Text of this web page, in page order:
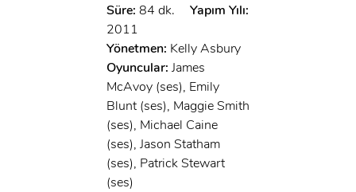
Süre: 84 dk.
Yapım Yılı:
2011
Yönetmen: Kelly Asbury
Oyuncular: James
McAvoy (ses), Emily
Blunt (ses), Maggie Smith
(ses), Michael Caine
(ses), Jason Statham
(ses), Patrick Stewart
(ses)